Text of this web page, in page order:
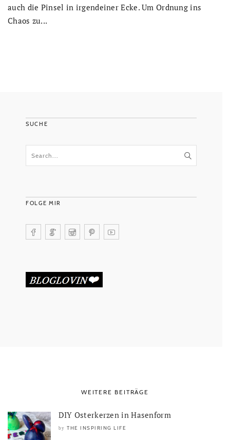
auch die Pinsel in irgendeiner Ecke. Um Ordnung ins
Chaos zu...
SUCHE
FOLGE MIR
WEITERE BEITRÄGE
DIY Osterkerzen in Hasenform
by THE INSPIRING LIFE